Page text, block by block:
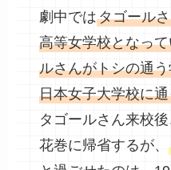
劇中ではタゴール
高等女学校となっ
ルさんがトシの通
日本女子大学校に
タゴールさん来校
花巻に帰省するが、